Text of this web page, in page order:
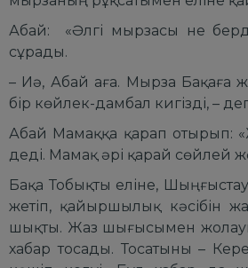
Абай: «Әлгі мырзасы не
сұрады.
– Иә, Абай аға. Мырза Бақаға
бір көйлек-дамбал кигізді, –
Абай Мамаққа қарап отырып:
деді. Мамақ әрі қарай сөйлей
Бақа Тобықты еліне,
жетіп, қайыршылық кәсібін
шықты. Жаз шығысымен
хабар тосады. Тосатыны –